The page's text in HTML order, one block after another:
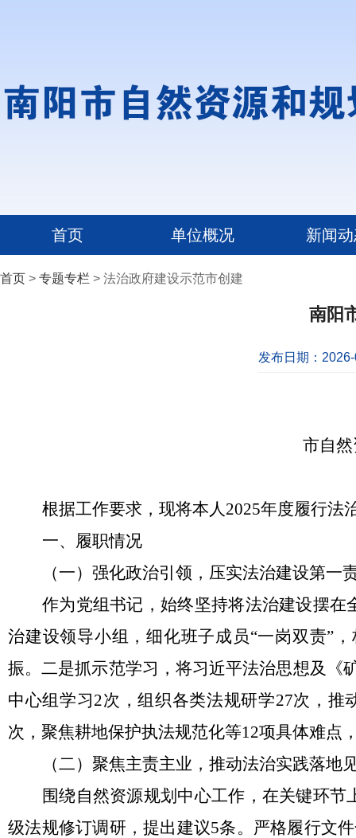
首页 单位概况 新闻
首页 > 专题专栏 > 法治政府建设示范市创建
南阳
发布日期：
市自
根据工作要求，现将本人2025年度履行法
一、履职情况
（一） 强化政治引领，压实法治建设第一
作为党组书记，始终坚持将法治建设摆
治建设领导小组，细化班子成员“一岗双责”
振。二是抓示范学习，将习近平法治思想及《
中心组学习2次，组织各类法规研学27次，
次，聚焦耕地保护执法规范化等12项具体难点
（二） 聚焦主责主业，推动法治实践落地
围绕自然资源规划中心工作，在关键环
级法规修订调研，提出建议5条。严格履行文